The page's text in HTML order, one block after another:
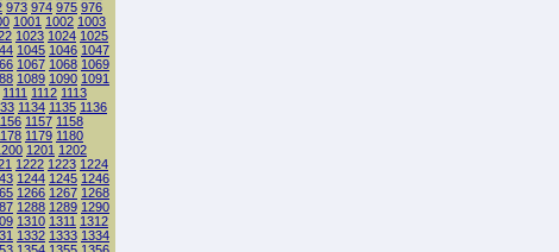
973 974 975 976
1001 1002 1003
1023 1024 1025
1045 1046 1047
1067 1068 1069
1089 1090 1091
1111 1112 1113
1134 1135 1136
1157 1158
1179 1180
1201 1202
1222 1223 1224
1244 1245 1246
1266 1267 1268
1288 1289 1290
1310 1311 1312
1332 1333 1334